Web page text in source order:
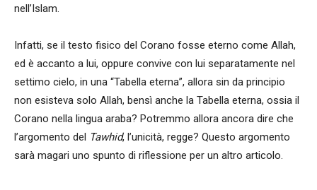
nell’Islam.
Infatti, se il testo fisico del Corano fosse eterno come Allah,
ed è accanto a lui, oppure convive con lui separatamente nel
settimo cielo, in una “Tabella eterna”, allora sin da principio
non esisteva solo Allah, bensì anche la Tabella eterna, ossia il
Corano nella lingua araba? Potremmo allora ancora dire che
l’argomento del Tawhid, l’unicità, regge? Questo argomento
sarà magari uno spunto di riflessione per un altro articolo.